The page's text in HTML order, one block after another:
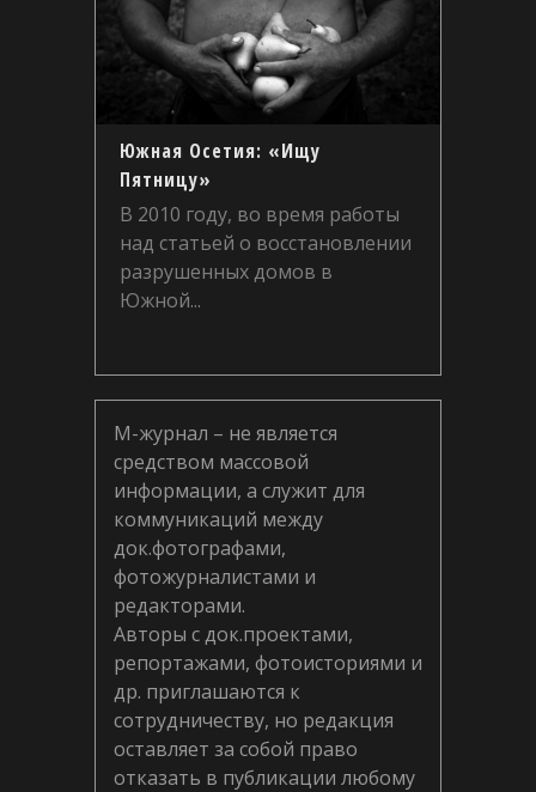
Южная Осетия: «Ищу
Пятницу»
В 2010 году, во время работы
над статьей о восстановлении
разрушенных домов в
Южной...
М-журнал – не является
средством массовой
информации, а служит для
коммуникаций между
док.фотографами,
фотожурналистами и
редакторами.
Авторы с док.проектами,
репортажами, фотоисториями и
др. приглашаются к
сотрудничеству, но редакция
оставляет за собой право
отказать в публикации любому